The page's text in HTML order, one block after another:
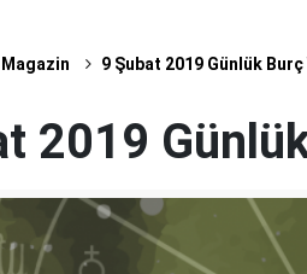
Magazin 9 Şubat 2019 Günlük Burç
2019